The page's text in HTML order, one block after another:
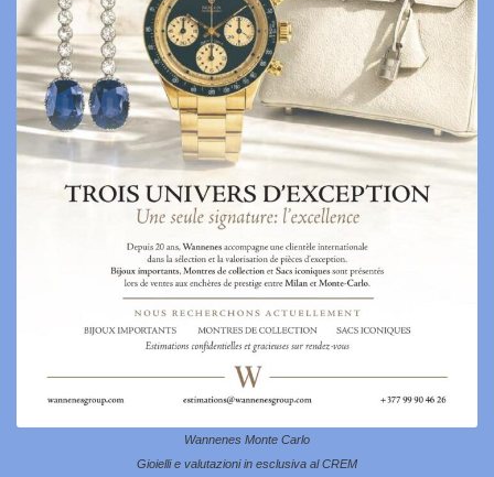
Wannenes Monte Carlo
Gioielli e valutazioni in esclusiva al CREM